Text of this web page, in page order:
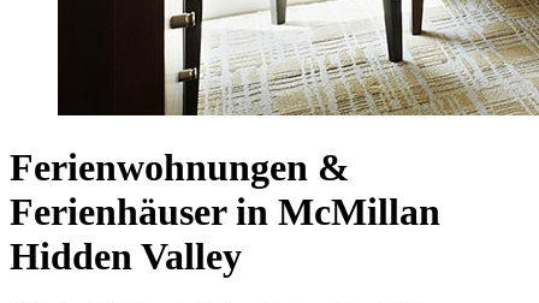
Ferienwohnungen &
Ferienhäuser in McMillan
Hidden Valley